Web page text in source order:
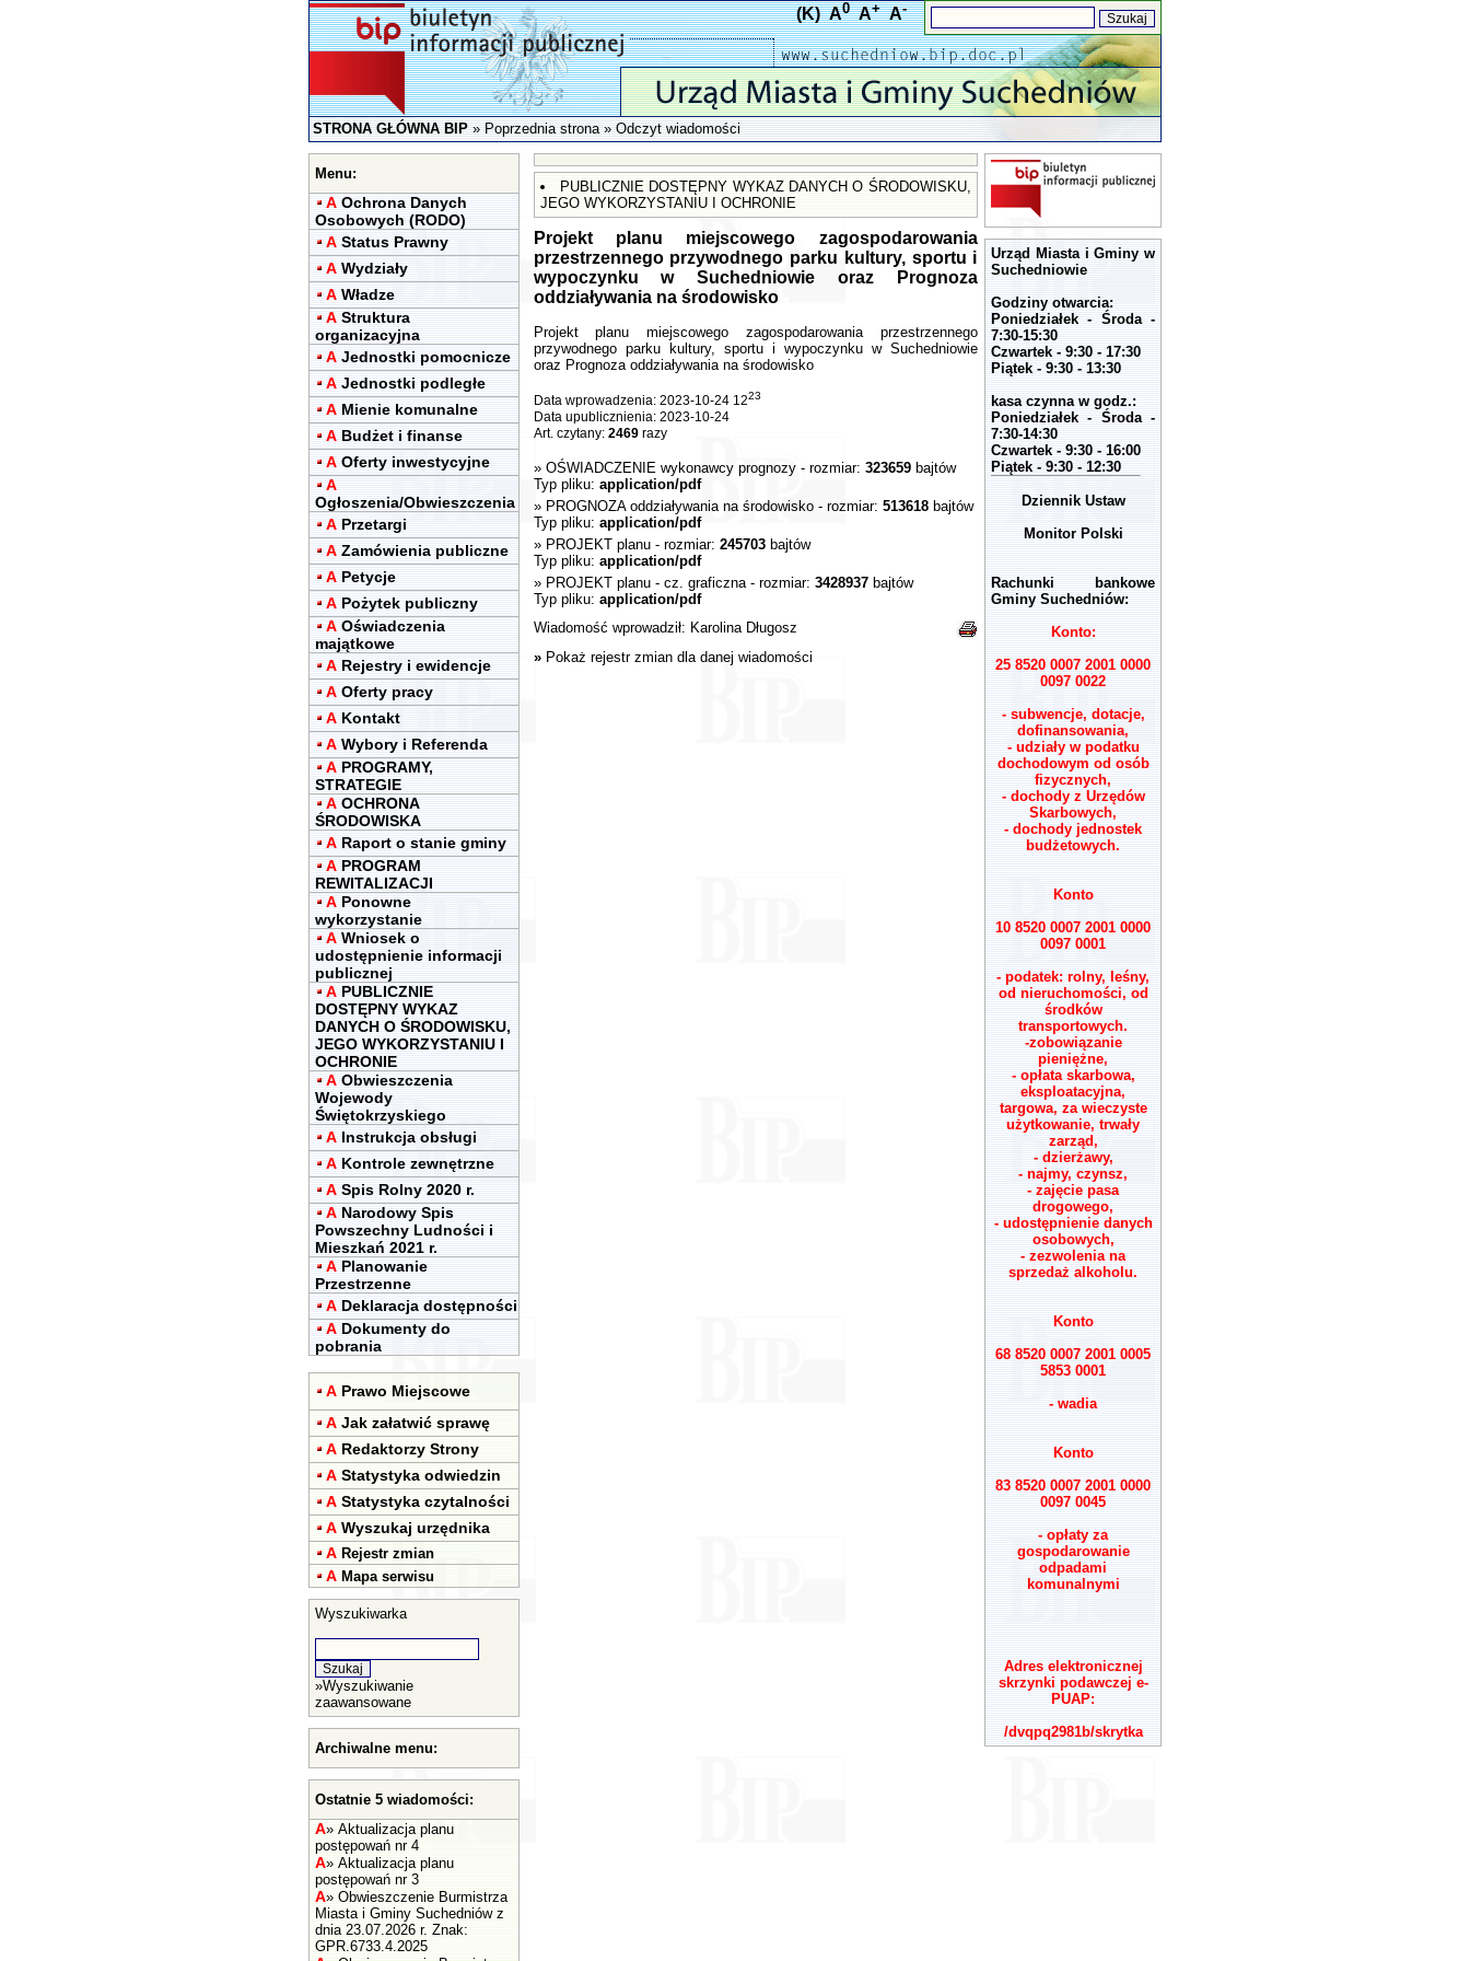
(K) A0 A+ A-
STRONA GŁÓWNA BIP»Poprzednia strona» Odczyt wiadomości
Menu:
A Ochrona Danych
Osobowych (RODO)
A Status Prawny
A Wydziały
A Władze
A Struktura
organizacyjna
A Jednostki pomocnicze
A Jednostki podległe
A Mienie komunalne
A Budżet i finanse
A Oferty inwestycyjne
A
Ogłoszenia/Obwieszczenia
A Przetargi
A Zamówienia publiczne
A Petycje
A Pożytek publiczny
A Oświadczenia
majątkowe
A Rejestry i ewidencje
A Oferty pracy
A Kontakt
A Wybory i Referenda
A PROGRAMY,
STRATEGIE
A OCHRONA
ŚRODOWISKA
A Raport o stanie gminy
A PROGRAM
REWITALIZACJI
A Ponowne
wykorzystanie
A Wniosek o
udostępnienie informacji
publicznej
A PUBLICZNIE
DOSTĘPNY WYKAZ
DANYCH O ŚRODOWISKU,
JEGO WYKORZYSTANIU I
OCHRONIE
A Obwieszczenia
Wojewody
Świętokrzyskiego
A Instrukcja obsługi
A Kontrole zewnętrzne
A Spis Rolny 2020 r.
A Narodowy Spis
Powszechny Ludności i
Mieszkań 2021 r.
A Planowanie
Przestrzenne
A Deklaracja dostępności
A Dokumenty do
pobrania
A Prawo Miejscowe
A Jak załatwić sprawę
A Redaktorzy Strony
A Statystyka odwiedzin
A Statystyka czytalności
A Wyszukaj urzędnika
A Rejestr zmian
A Mapa serwisu
Wyszukiwarka
»Wyszukiwanie
zaawansowane
Archiwalne menu:
Ostatnie 5 wiadomości:
A» Aktualizacja planu
postępowań nr 4
A» Aktualizacja planu
postępowań nr 3
A» Obwieszczenie Burmistrza
Miasta i Gminy Suchedniów z
dnia 23.07.2026 r. Znak:
GPR.6733.4.2025
PUBLICZNIE DOSTĘPNY WYKAZ DANYCH O ŚRODOWISKU,
JEGO WYKORZYSTANIU I OCHRONIE
Projekt planu miejscowego zagospodarowania
przestrzennego przywodnego parku kultury, sportu i
wypoczynku w Suchedniowie oraz Prognoza
oddziaływania na środowisko
Projekt planu miejscowego zagospodarowania przestrzennego
przywodnego parku kultury, sportu i wypoczynku w Suchedniowie
oraz Prognoza oddziaływania na środowisko
Data wprowadzenia: 2023-10-24 1223
Data upublicznienia: 2023-10-24
Art. czytany: 2469razy
» OŚWIADCZENIE wykonawcy prognozy- rozmiar: 323659bajtów
Typ pliku: application/pdf
» PROGNOZA oddziaływania na środowisko- rozmiar: 513618bajtów
Typ pliku: application/pdf
» PROJEKT planu- rozmiar: 245703bajtów
Typ pliku: application/pdf
» PROJEKT planu - cz. graficzna- rozmiar: 3428937bajtów
Typ pliku: application/pdf
Wiadomość wprowadził: Karolina Długosz
» Pokaż rejestr zmian dla danej wiadomości
Urząd Miasta i Gminy w
Suchedniowie
Godziny otwarcia:
Poniedziałek - Środa -
7:30-15:30
Czwartek - 9:30 - 17:30
Piątek - 9:30 - 13:30
kasa czynna w godz.:
Poniedziałek - Środa -
7:30-14:30
Czwartek - 9:30 - 16:00
Piątek - 9:30 - 12:30
Dziennik Ustaw
Monitor Polski
Rachunki bankowe
Gminy Suchedniów:
Konto:
25 8520 0007 2001 0000
0097 0022
- subwencje, dotacje,
dofinansowania,
- udziały w podatku
dochodowym od osób
fizycznych,
- dochody z Urzędów
Skarbowych,
- dochody jednostek
budżetowych.
Konto
10 8520 0007 2001 0000
0097 0001
- podatek: rolny, leśny,
od nieruchomości, od
środków
transportowych.
-zobowiązanie
pieniężne,
- opłata skarbowa,
eksploatacyjna,
targowa, za wieczyste
użytkowanie, trwały
zarząd,
- dzierżawy,
- najmy, czynsz,
- zajęcie pasa
drogowego,
- udostępnienie danych
osobowych,
- zezwolenia na
sprzedaż alkoholu.
Konto
68 8520 0007 2001 0005
5853 0001
- wadia
Konto
83 8520 0007 2001 0000
0097 0045
- opłaty za
gospodarowanie
odpadami
komunalnymi
Adres elektronicznej
skrzynki podawczej e-
PUAP:
/dvqpq2981b/skrytka